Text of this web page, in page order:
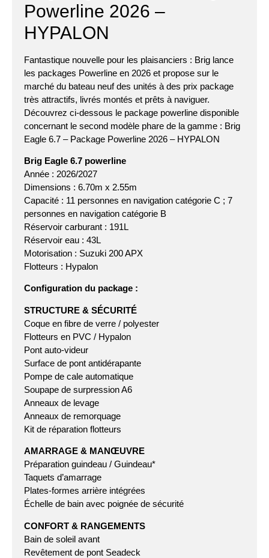
Powerline 2026 –
HYPALON
Fantastique nouvelle pour les plaisanciers : Brig lance
les packages Powerline en 2026 et propose sur le
marché du bateau neuf des unités à des prix package
très attractifs, livrés montés et prêts à naviguer.
Découvrez ci-dessous le package powerline disponible
concernant le second modèle phare de la gamme : Brig
Eagle 6.7 – Package Powerline 2026 – HYPALON
Brig Eagle 6.7 powerline
Année : 2026/2027
Dimensions : 6.70m x 2.55m
Capacité : 11 personnes en navigation catégorie C ; 7
personnes en navigation catégorie B
Réservoir carburant : 191L
Réservoir eau : 43L
Motorisation : Suzuki 200 APX
Flotteurs : Hypalon
Configuration du package :
STRUCTURE & SÉCURITÉ
Coque en fibre de verre / polyester
Flotteurs en PVC / Hypalon
Pont auto-videur
Surface de pont antidérapante
Pompe de cale automatique
Soupape de surpression A6
Anneaux de levage
Anneaux de remorquage
Kit de réparation flotteurs
AMARRAGE & MANŒUVRE
Préparation guindeau / Guindeau*
Taquets d’amarrage
Plates-formes arrière intégrées
Échelle de bain avec poignée de sécurité
CONFORT & RANGEMENTS
Bain de soleil avant
Revêtement de pont Seadeck